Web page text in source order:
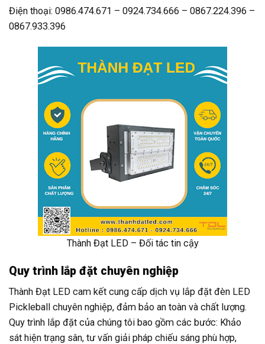
Điện thoại: 0986.474.671 – 0924.734.666 – 0867.224.396 –
0867.933.396
Thành Đạt LED – Đối tác tin cậy
Quy trình lắp đặt chuyên nghiệp
Thành Đạt LED cam kết cung cấp dịch vụ lắp đặt đèn LED
Pickleball chuyên nghiệp, đảm bảo an toàn và chất lượng.
Quy trình lắp đặt của chúng tôi bao gồm các bước: Khảo
sát hiện trạng sân, tư vấn giải pháp chiếu sáng phù hợp,